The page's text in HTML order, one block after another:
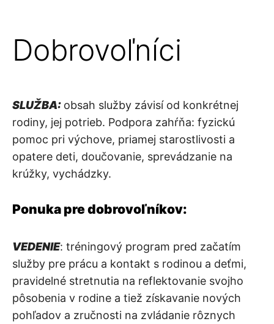
Dobrovoľníci
SLUŽBA: obsah služby závisí od konkrétnej
rodiny, jej potrieb. Podpora zahŕňa: fyzickú
pomoc pri výchove, priamej starostlivosti a
opatere deti, doučovanie, sprevádzanie na
krúžky, vychádzky.
Ponuka pre dobrovoľníkov:
VEDENIE: tréningový program pred začatím
služby pre prácu a kontakt s rodinou a deťmi,
pravidelné stretnutia na reflektovanie svojho
pôsobenia v rodine a tiež získavanie nových
pohľadov a zručnosti na zvládanie rôznych